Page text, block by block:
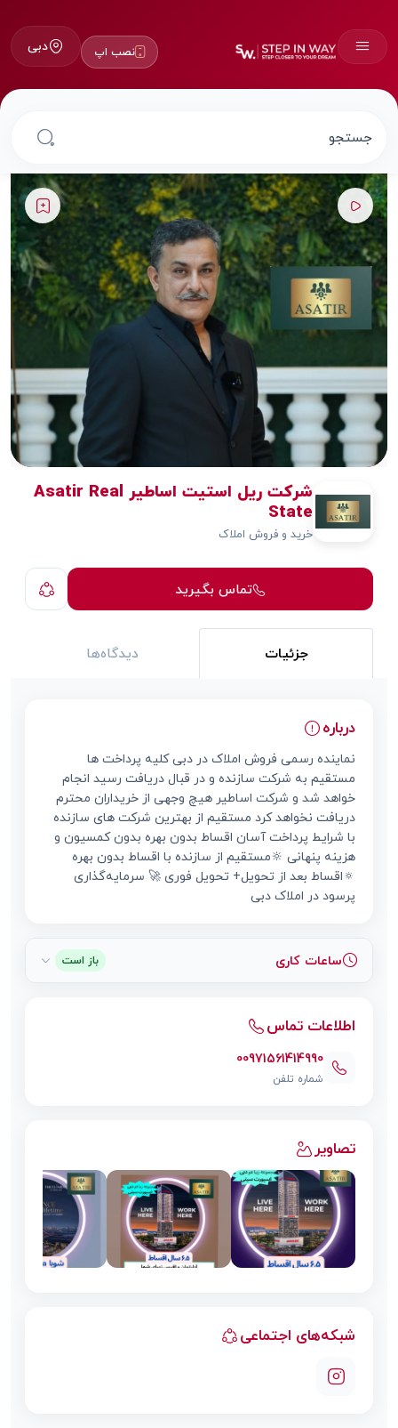
نصب اپ دبی
شرکت ریل استیت اساطیر Asatir Real
State
خرید و فروش املاک
تماس بگیرید
جزئیات دیدگاه‌ها
درباره
نماینده رسمی فروش املاک در دبی کلیه پرداخت ها
مستقیم به شرکت سازنده و در قبال دریافت رسید انجام
خواهد شد و شرکت اساطیر هیچ وجهی از خریداران محترم
دریافت نخواهد کرد مستقیم از بهترین شرکت های سازنده
با شرایط پرداخت آسان اقساط بدون بهره بدون کمسیون و
هزینه پنهانی 🔆مستقیم از سازنده با اقساط بدون بهره
🔅اقساط بعد از تحویل+ تحویل فوری 🚀 سرمایه‌گذاری
پرسود در املاک دبی
ساعات کاری باز است
اطلاعات تماس
00971561414990
شماره تلفن
تصاویر
شبکه‌های اجتماعی